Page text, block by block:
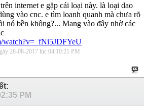
internet e gặp cái loại này. là loại dao
vào cnc. e tìm loanh quanh mà chưa rõ
nó bền không?... Mang vào đây nhờ các
watch?v=_fNi5JDFYeU
28-08-2017 lúc 04:10:21 PM .
PM